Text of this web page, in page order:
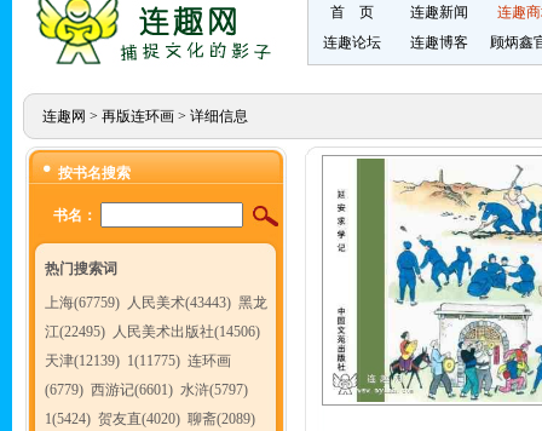
首 页 连趣新闻
连趣
连趣论坛
连趣博客 顾炳鑫
连趣网 > 再版连环画> 详细信息
按书名搜索
书名：
热门搜索词
上海(67759) 人民美术(43443) 黑龙
江(22495) 人民美术出版社(14506)
天津(12139) 1(11775) 连环画
(6779) 西游记(6601) 水浒(5797)
1(5424) 贺友直(4020) 聊斋(2089)